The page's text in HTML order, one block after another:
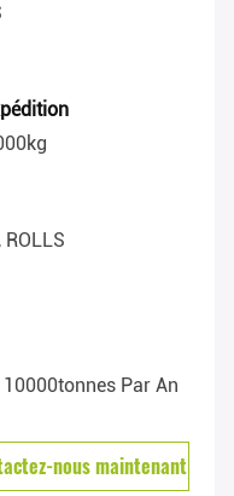
ROLLS
10000tonnes Par An
nous maintenant